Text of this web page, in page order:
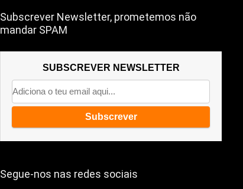
Subscrever Newsletter, prometemos não
mandar SPAM
SUBSCREVER NEWSLETTER
Segue-nos nas redes sociais